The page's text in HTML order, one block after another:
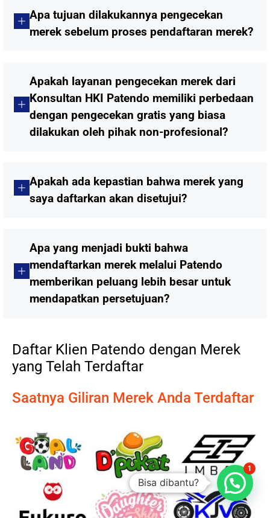
Apa tujuan dilakukannya pengecekan
merek sebelum proses pendaftaran merek?
Apakah layanan pengecekan merek dari
Konsultan HKI Patendo memiliki perbedaan
dengan pengecekan gratis yang biasa
dilakukan oleh pihak non-profesional?
Apakah ada kepastian bahwa merek yang
saya daftarkan akan disetujui?
Apa yang menjadi bukti bahwa
mendaftarkan merek melalui Patendo
memberikan peluang lebih besar untuk
mendapatkan persetujuan?
Daftar Klien Patendo dengan Merek
yang Telah Terdaftar
Saatnya Giliran Merek Anda Terdaftar
Bisa dibantu?
1